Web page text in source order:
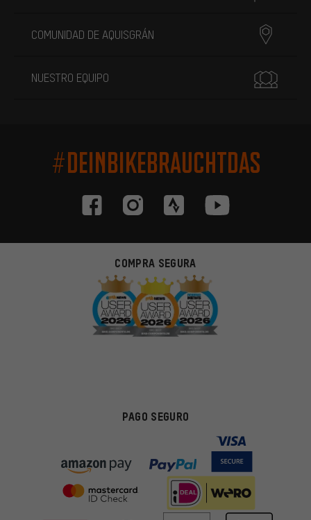
COMUNIDAD DE AQUISGRÁN
NUESTRO EQUIPO
#DEINBIKEBRAUCHTDAS
COMPRA SEGURA
PAGO SEGURO